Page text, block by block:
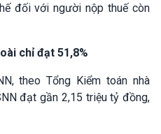
đối với người nộp thuế còn
chỉ đạt 51,8%
theo Tổng Kiểm toán nhà
đạt gần 2,15 triệu tỷ đồng,